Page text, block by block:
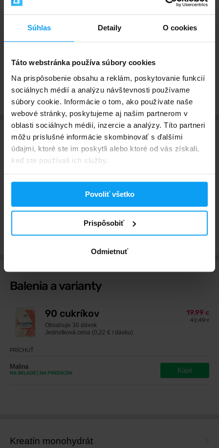
Súhlas Detaily O cookies
Táto webstránka používa súbory cookies
Na prispôsobenie obsahu a reklám, poskytovanie funkcií
sociálnych médií a analýzu návštevnosti používame
súbory cookie. Informácie o tom, ako používate naše
webové stránky, poskytujeme aj našim partnerom v
oblasti sociálnych médií, inzercie a analýzy. Títo partneri
môžu príslušné informácie skombinovať s ďalšími
údajmi, ktoré ste im poskytli alebo ktoré od vás získali,
keď ste používali ich služby.
Povoliť všetko
Prispôsobiť
Odmietnuť
fosforečnan vápenatý), kyselina (kyselina citrónová), prírodné arómy,
farbivo (antokyány).
Neobsahuje alergény.
Upozornenie
dosahu malých detí. Nevhodné pre deti, pre tehotné ženy, pre dojčiace
Výživové doplnky sa nesmú používať ako náhrada rozmanitej stravy.
Hodnotenia a recenzie
Tento produkt ešte nebol ohodnotený. Ohodnoť tento
produkt ako prvý a podeľ sa tak so svojimi
Pridať hodnotenie
Balenia a varianty
90 cukríkov
Obsahuje 30 dávok
Jednotková cena (0,22 € / dávku)
19,99 €
41,49€
PRÍCHUŤ
Malina
NA SKLADE | NA PREDAJNI Kúpiť
Kreatín monohydrát